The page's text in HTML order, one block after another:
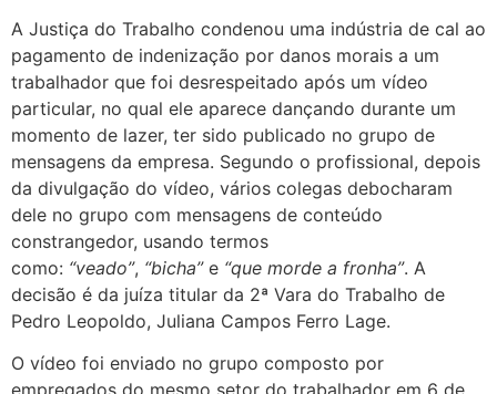
A Justiça do Trabalho condenou uma indústria de cal ao
pagamento de indenização por danos morais a um
trabalhador que foi desrespeitado após um vídeo
particular, no qual ele aparece dançando durante um
momento de lazer, ter sido publicado no grupo de
mensagens da empresa. Segundo o profissional, depois
da divulgação do vídeo, vários colegas debocharam
dele no grupo com mensagens de conteúdo
constrangedor, usando termos
como: “veado”, “bicha”e “que morde a fronha”. A
decisão é da juíza titular da 2ª Vara do Trabalho de
Pedro Leopoldo, Juliana Campos Ferro Lage.
O vídeo foi enviado no grupo composto por